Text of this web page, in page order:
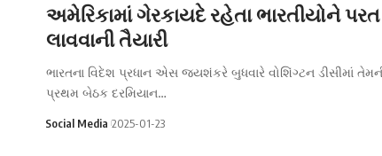
અમેરિકામાં ગેરકાયદે રહેતા ભારતીયોને પરત
લાવવાની તૈયારી
ભારતના વિદેશ પ્રધાન એસ જયશંકરે બુધવારે વોશિંગ્ટન ડીસીમાં
પ્રથમ બેઠક દરમિયાન…
Social Media 2025-01-23